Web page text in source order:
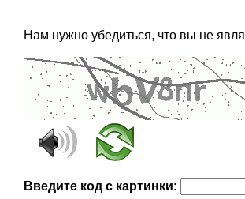
Нам нужно убедиться, что вы не
Введите код с картинки: